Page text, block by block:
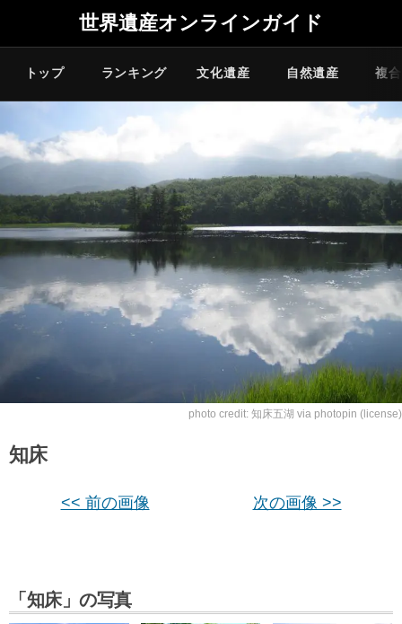
世界遺産オンラインガイド
トップ ランキング 文化遺産 自然遺産 複
photo credit: 知床五湖 via photopin (license)
知床
<< 前の画像 次の画像 >>
「知床」の写真